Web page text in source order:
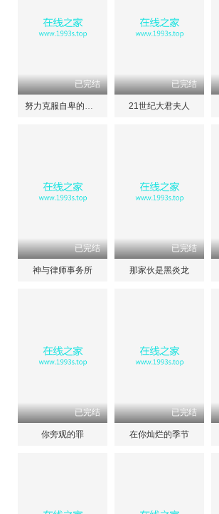
已完结 已完结
21世纪大君夫人
已完结
神与律师事务所
已完结
那家伙是黑炎龙
已完结
你旁观的罪
已完结
在你灿烂的季节